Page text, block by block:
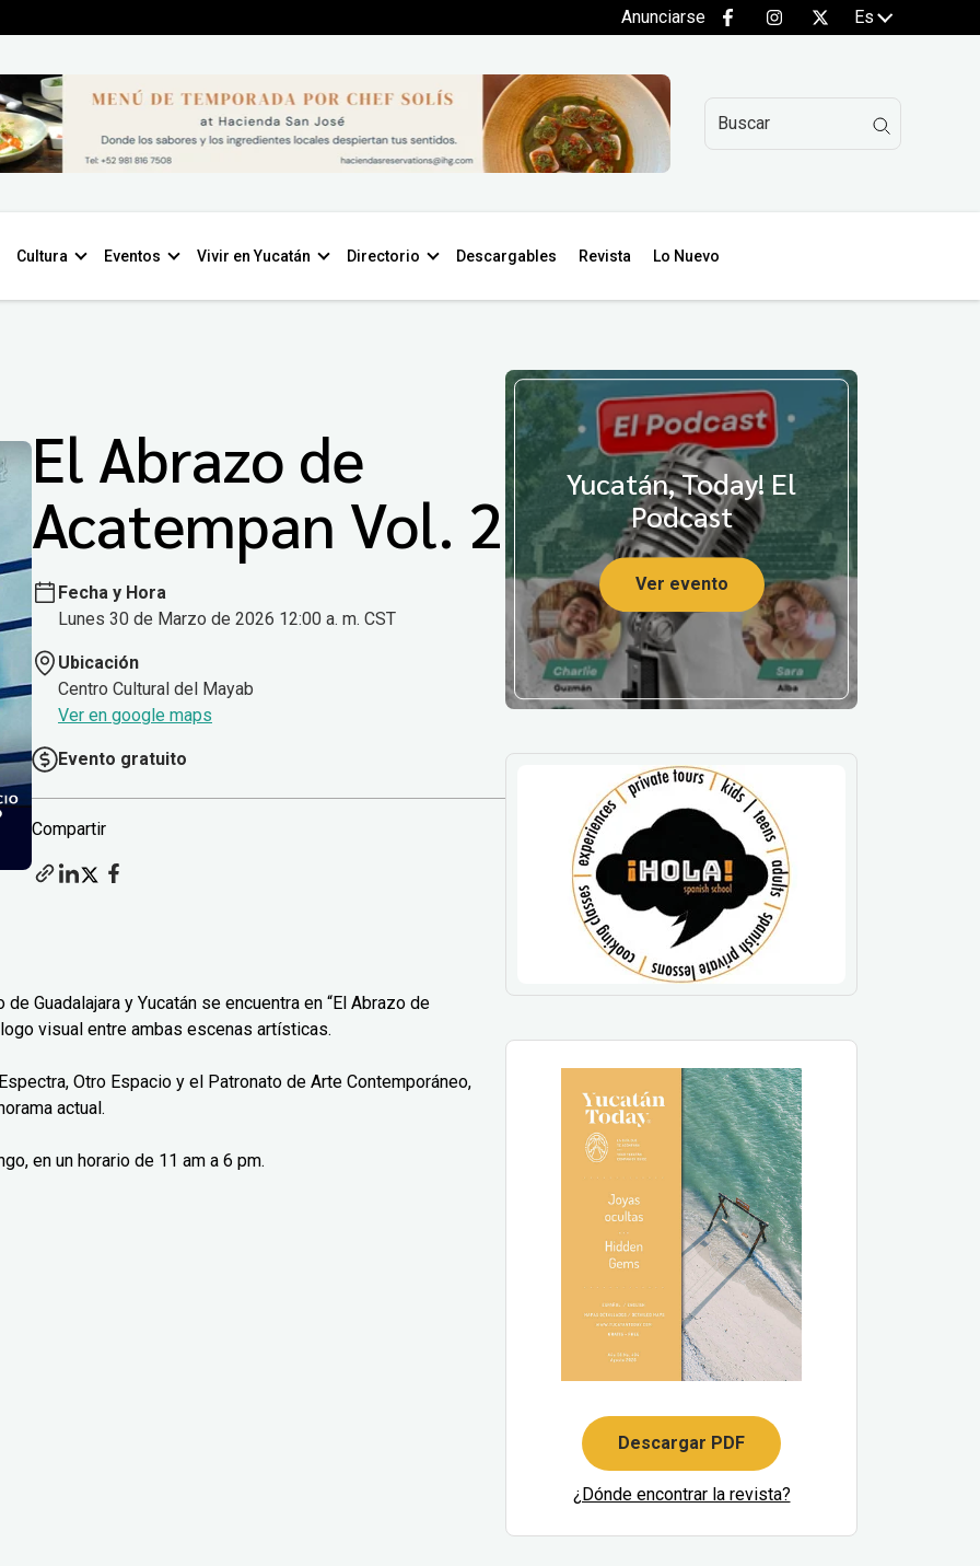
Anunciarse Es
Cultura Eventos Vivir en Yucatán Directorio Descargables Revista Lo Nuevo
El Abrazo de
Acatempan Vol. 2
Fecha y Hora
Lunes 30 de Marzo de 2026 12:00 a. m. CST
Ubicación
Centro Cultural del Mayab
Ver en google maps
Evento gratuito
Compartir
Guadalajara y Yucatán se encuentra en “El Abrazo de
visual entre ambas escenas artísticas.
Otro Espacio y el Patronato de Arte Contemporáneo,
actual.
en un horario de 11 am a 6 pm.
Yucatán, Today! El
Podcast
Ver evento
Descargar PDF
¿Dónde encontrar la revista?